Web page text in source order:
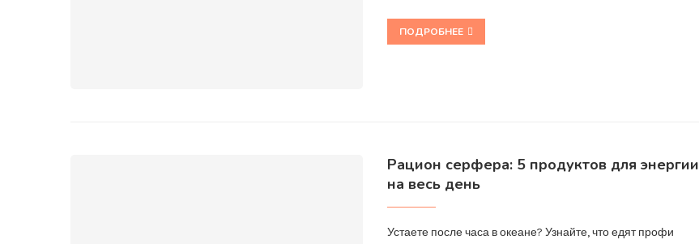
ПОДРОБНЕЕ
Рацион серфера: 5 продуктов для энергии
на весь день
Устаете после часа в океане? Узнайте, что едят профи